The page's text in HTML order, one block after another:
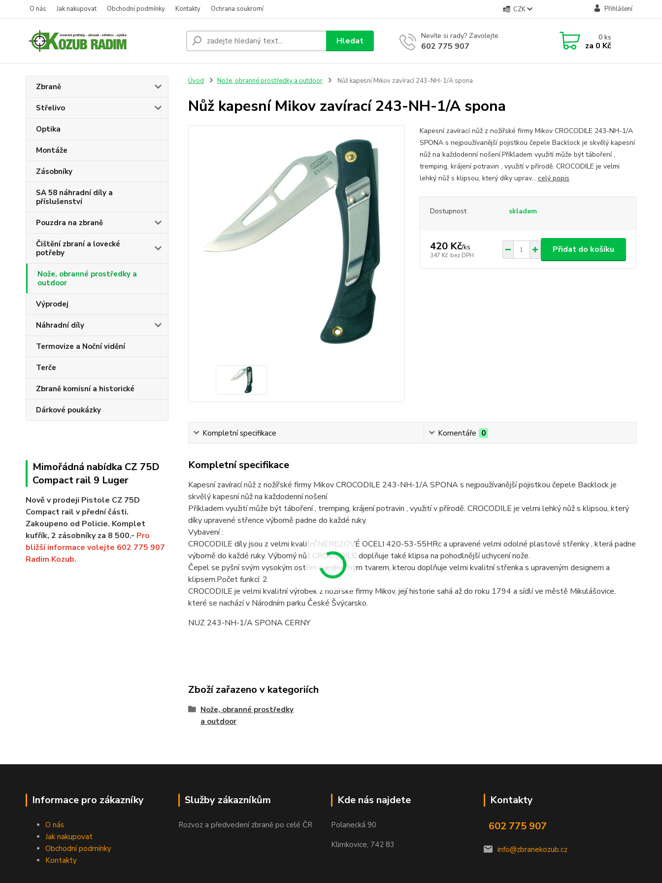
O nás Jak nakupovat Obchodní podmínky Kontakty Ochrana soukromí CZK Přihlášení
Hledat Nevíte si rady? Zavolejte.
602 775 907
0ks
za 0 Kč
Zbraně
Střelivo
Optika
Montáže
Zásobníky
SA 58 náhradní díly a
příslušenství
Pouzdra na zbraně
Čištění zbraní a lovecké
potřeby
Nože, obranné prostředky a
outdoor
Výprodej
Náhradní díly
Termovize a Noční vidění
Terče
Zbraně komisní a historické
Dárkové poukázky
Mimořádná nabídka CZ 75D
Compact rail 9 Luger
Nově v prodeji Pistole CZ 75D
Compact rail v přední části.
Zakoupeno od Policie. Komplet
kufřík, 2 zásobníky za 8 500.- Pro
bližší informace volejte 602 775 907
Radim Kozub.
Úvod Nože, obranné prostředky a outdoor Nůž kapesní Mikov zavírací 243-NH-1/A spona
Nůž kapesní Mikov zavírací 243-NH-1/A spona
Kapesní zavírací nůž z nožířské firmy Mikov CROCODILE 243-NH-1/A
SPONA s nejpoužívanější pojistkou čepele Backlock je skvělý kapesní
nůž na každodenní nošení.Příkladem využití může být táboření ,
tremping, krájení potravin , využití v přírodě. CROCODILE je velmi
lehký nůž s klipsou, který díky uprav... celý popis
Dostupnost skladem
420 Kč/ks
347 Kč bez DPH
Přidat do košíku
Kompletní specifikace Komentáře 0
Kompletní specifikace
Kapesní zavírací nůž z nožířské firmy Mikov CROCODILE 243-NH-1/A SPONA s nejpoužívanější pojistkou čepele Backlock je
skvělý kapesní nůž na každodenní nošení.
Příkladem využití může být táboření , tremping, krájení potravin , využití v přírodě. CROCODILE je velmi lehký nůž s klipsou, který
díky upravené střence výborně padne do každé ruky.
Vybavení :
CROCODILE díly jsou z velmi kvalitní NEREZOVÉ OCELI 420-53-55HRc a upravené velmi odolné plastové střenky , která padne
výborně do každé ruky. Výborný nůž CROCODILE doplňuje také klipsa na pohodlnější uchycení nože.
Čepel se pyšní svým vysokým ostřím a jedinečným tvarem, kterou doplňuje velmi kvalitní střenka s upraveným designem a
klipsem.Počet funkcí: 2
CROCODILE je velmi kvalitní výrobek z nožířské firmy Mikov, její historie sahá až do roku 1794 a sídlí ve městě Mikulášovice,
které se nachází v Národním parku České Švýcarsko.
NUZ 243-NH-1/A SPONA CERNY
Zboží zařazeno v kategoriích
Nože, obranné prostředky
a outdoor
Informace pro zákazníky
O nás
Jak nakupovat
Obchodní podmínky
Kontakty
Služby zákazníkům
Rozvoz a předvedení zbraně po celé ČR
Kde nás najdete
Polanecká 90
Klimkovice, 742 83
Kontakty
602 775 907
info@zbranekozub.cz